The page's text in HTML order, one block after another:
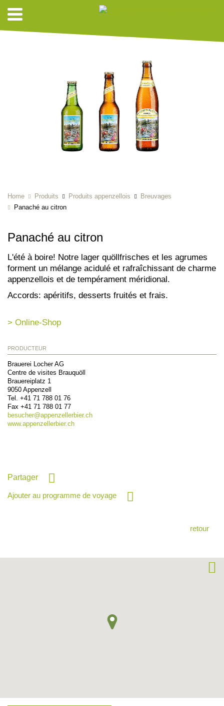
Home Produits Produits appenzellois
Breuvages
Panaché au citron
Panaché au citron
L'été à boire! Notre lager quöllfrisches et les agrumes
forment un mélange acidulé et rafraîchissant de charme
appenzellois et de tempérament méridional.
Accords: apéritifs, desserts fruités et frais.
> Online-Shop
PRODUCTEUR
Brauerei Locher AG
Centre de visites Brauquöll
Brauereiplatz 1
9050 Appenzell
Tel. +41 71 788 01 76
Fax +41 71 788 01 77
besucher@appenzellerbier.ch
www.appenzellerbier.ch
Partager
Ajouter au programme de voyage
retour